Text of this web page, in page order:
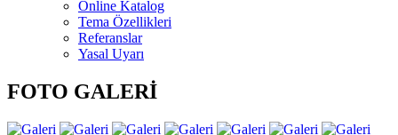
Online Katalog
Tema Özellikleri
Referanslar
Yasal Uyarı
FOTO GALERİ